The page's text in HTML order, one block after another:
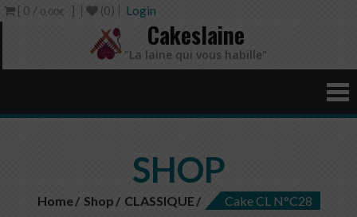
[ 0 / 0,00€ ] (0) Login
Cakeslaine
"La laine qui vous habille"
SHOP
Home Shop CLASSIQUE Cake CL N°C28